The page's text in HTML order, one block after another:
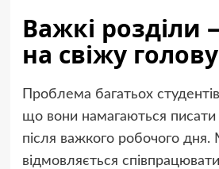
Важкі розділи
на свіжу голову
Проблема багатьох
що вони намагаються писати
після важкого робочого
відмовляється